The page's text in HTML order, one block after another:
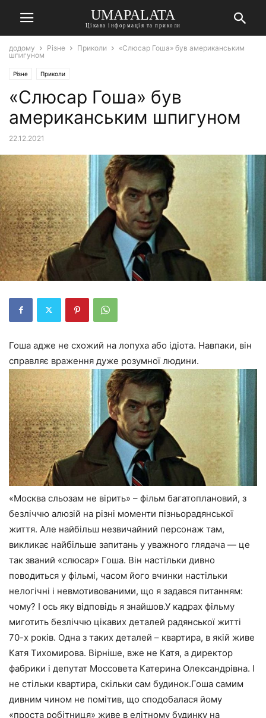
UMAPALATA
Цікава інформація та приколи
додому Різне Приколи
«Слюсар Гоша» був американським
шпигуном
Різне Приколи
«Слюсар Гоша» був
американським шпигуном
22.12.2021
Гоша адже не схожий на лопуха або ідіота. Навпаки, він
справляє враження дуже розумної людини.
«Москва сльозам не вірить» – фільм багатоплановий, з
безліччю алюзій на різні моменти пізньорадянської
життя. Але найбільш незвичайний персонаж там,
викликає найбільше запитань у уважного глядача — це
так званий «слюсар» Гоша. Він настільки дивно
поводиться у фільмі, часом його вчинки настільки
нелогічні і невмотивованими, що я задався питанням:
чому? І ось яку відповідь я знайшов.У кадрах фільму
миготить безліччю цікавих деталей радянської житті
70-х років. Одна з таких деталей – квартира, в якій живе
Катя Тихомирова. Вірніше, вже не Катя, а директор
фабрики і депутат Моссовета Катерина Олександрівна. І
не стільки квартира, скільки сам будинок.Гоша самим
дивним чином не помітив, що сподобалася йому
«проста робітниця» живе в елітному будинку на